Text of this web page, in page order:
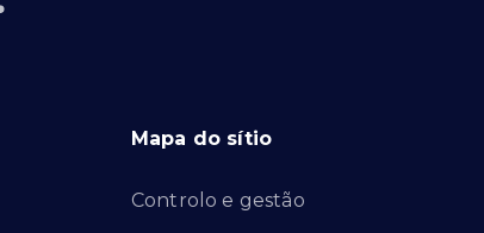
Mapa do sítio
Controlo e gestão